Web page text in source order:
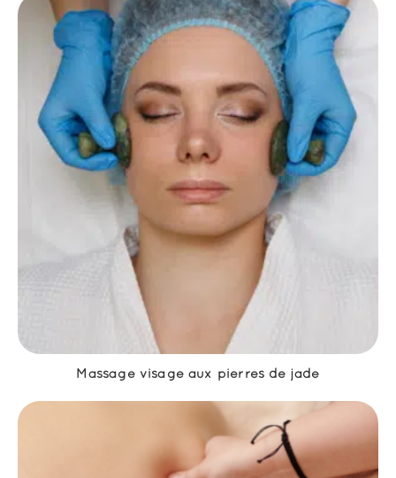
Massage visage aux pierres de jade